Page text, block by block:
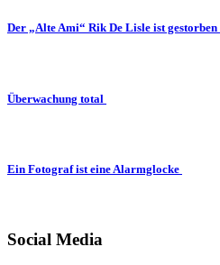
Der „Alte Ami“ Rik De Lisle ist gestorben
Überwachung total
Ein Fotograf ist eine Alarmglocke
Social Media